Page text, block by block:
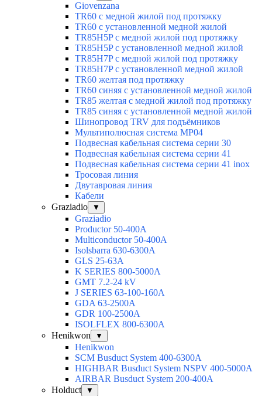
Giovenzana
TR60 с медной жилой под протяжку
TR60 с установленной медной жилой
TR85H5P с медной жилой под протяжку
TR85H5P с установленной медной жилой
TR85H7P с медной жилой под протяжку
TR85H7P с установленной медной жилой
TR60 желтая под протяжку
TR60 синяя с установленной медной жилой
TR85 желтая с медной жилой под протяжку
TR85 синяя с установленной медной жилой
Шинопровод TRV для подъёмников
Мультиполюсная система MP04
Подвесная кабельная система серии 30
Подвесная кабельная система серии 41
Подвесная кабельная система серии 41 inox
Тросовая линия
Двутавровая линия
Кабели
Graziadio
▼
Graziadio
Productor 50-400А
Multiconductor 50-400А
Isolsbarra 630-6300А
GLS 25-63А
K SERIES 800-5000A
GMT 7.2-24 kV
J SERIES 63-100-160A
GDA 63-2500А
GDR 100-2500А
ISOLFLEX 800-6300А
Henikwon
▼
Henikwon
SCM Busduct System 400-6300А
HIGHBAR Busduct System NSPV 400-5000А
AIRBAR Busduct System 200-400А
Holduct
▼